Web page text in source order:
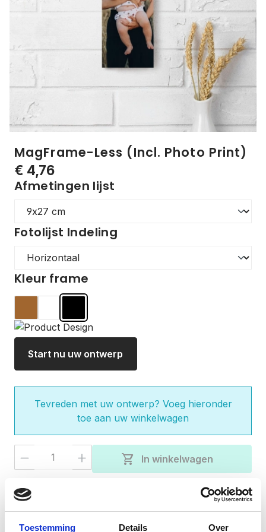
Toestemming Details Over
MagFrame-Less (Incl. Photo Print)
€ 4,76
Afmetingen lijst
Fotolijst Indeling
Kleur frame
Start nu uw ontwerp
Tevreden met uw ontwerp? Voeg hieronder
toe aan uw winkelwagen
Producthoeveelheid: Voer de
shopping_cart In winkelwagen
check
check